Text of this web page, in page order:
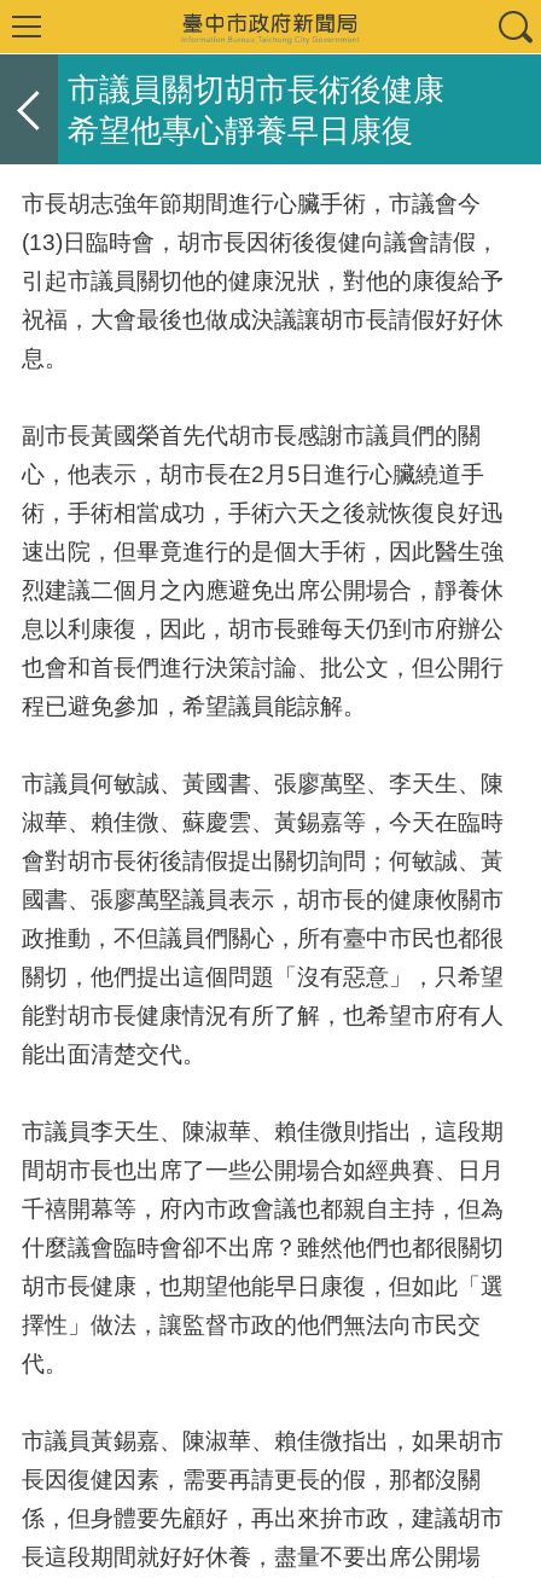
市議員關切胡市長術後健康
希望他專心靜養早日康復
市長胡志強年節期間進行心臟手術，市議會今
(13)日臨時會，胡市長因術後復健向議會請假，
引起市議員關切他的健康況狀，對他的康復給予
祝福，大會最後也做成決議讓胡市長請假好好休
息。
副市長黃國榮首先代胡市長感謝市議員們的關
心，他表示，胡市長在2月5日進行心臟繞道手
術，手術相當成功，手術六天之後就恢復良好迅
速出院，但畢竟進行的是個大手術，因此醫生強
烈建議二個月之內應避免出席公開場合，靜養休
息以利康復，因此，胡市長雖每天仍到市府辦公
也會和首長們進行決策討論、批公文，但公開行
程已避免參加，希望議員能諒解。
市議員何敏誠、黃國書、張廖萬堅、李天生、陳
淑華、賴佳微、蘇慶雲、黃錫嘉等，今天在臨時
會對胡市長術後請假提出關切詢問；何敏誠、黃
國書、張廖萬堅議員表示，胡市長的健康攸關市
政推動，不但議員們關心，所有臺中市民也都很
關切，他們提出這個問題「沒有惡意」，只希望
能對胡市長健康情況有所了解，也希望市府有人
能出面清楚交代。
市議員李天生、陳淑華、賴佳微則指出，這段期
間胡市長也出席了一些公開場合如經典賽、日月
千禧開幕等，府內市政會議也都親自主持，但為
什麼議會臨時會卻不出席？雖然他們也都很關切
胡市長健康，也期望他能早日康復，但如此「選
擇性」做法，讓監督市政的他們無法向市民交
代。
市議員黃錫嘉、陳淑華、賴佳微指出，如果胡市
長因復健因素，需要再請更長的假，那都沒關
係，但身體要先顧好，再出來拚市政，建議胡市
長這段期間就好好休養，盡量不要出席公開場